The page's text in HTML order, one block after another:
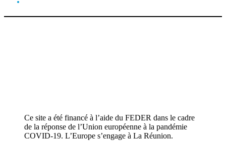
Ce site a été financé à l’aide du FEDER dans le cadre
de la réponse de l’Union européenne à la pandémie
COVID-19. L’Europe s’engage à La Réunion.